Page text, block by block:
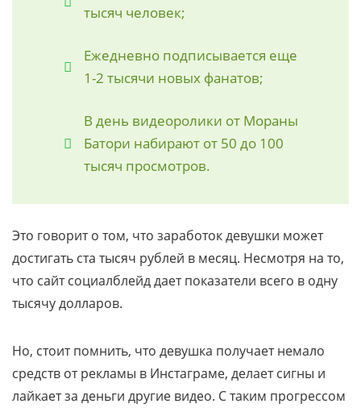
тысяч человек;
Ежедневно подписывается еще
1-2 тысячи новых фанатов;
В день видеоролики от Мораны
Батори набирают от 50 до 100
тысяч просмотров.
Это говорит о том, что заработок девушки может
достигать ста тысяч рублей в месяц. Несмотря на то,
что сайт социалблейд дает показатели всего в одну
тысячу долларов.
Но, стоит помнить, что девушка получает немало
средств от рекламы в Инстаграме, делает сигны и
лайкает за деньги другие видео. С таким прогрессом